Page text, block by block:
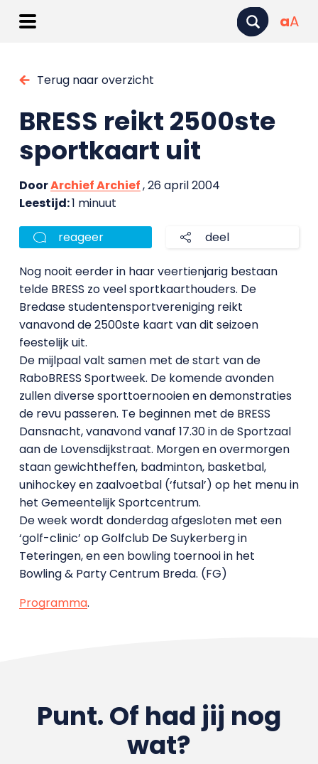
aA
Terug naar overzicht
BRESS reikt 2500ste
sportkaart uit
DoorArchief Archief, 26 april 2004
Leestijd:1 minuut
reageer deel
Nog nooit eerder in haar veertienjarig bestaan
telde BRESS zo veel sportkaarthouders. De
Bredase studentensportvereniging reikt
vanavond de 2500ste kaart van dit seizoen
feestelijk uit.
De mijlpaal valt samen met de start van de
RaboBRESS Sportweek. De komende avonden
zullen diverse sporttoernooien en demonstraties
de revu passeren. Te beginnen met de BRESS
Dansnacht, vanavond vanaf 17.30 in de Sportzaal
aan de Lovensdijkstraat. Morgen en overmorgen
staan gewichtheffen, badminton, basketbal,
unihockey en zaalvoetbal (‘futsal’) op het menu in
het Gemeentelijk Sportcentrum.
De week wordt donderdag afgesloten met een
‘golf-clinic’ op Golfclub De Suykerberg in
Teteringen, en een bowling toernooi in het
Bowling & Party Centrum Breda. (FG)
Programma.
Punt. Of had jij nog
wat?